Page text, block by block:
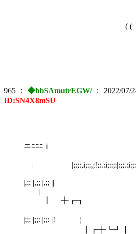
{ 〈＿
`ーヽ
( ( 入
￣
965 ： ◆bbSAmutrEGW/： 2022/07/
ID:SN4X8mSU
| iニニニ
ニﾆﾆﾆｉ
|
| |,;; |,;;
|,;; |,;; |,;; ||
┃ ╋┏┓
| |;;: |;;:
|;;: |;;:
┃┏╋┗┛┃